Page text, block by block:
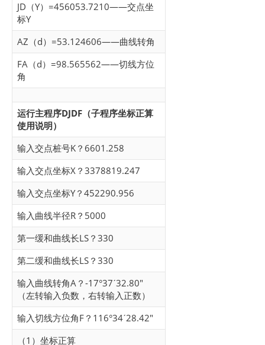
JD（Y）=456053.7210——交点坐
标Y
AZ（d）=53.124606——曲线转角
FA（d）=98.565562——切线方位
角
运行主程序DJDF（子程序坐标正算
使用说明）
输入交点桩号K？6601.258
输入交点坐标X？3378819.247
输入交点坐标Y？452290.956
输入曲线半径R？5000
第一缓和曲线长LS？330
第二缓和曲线长LS？330
输入曲线转角A？-17°37ˊ32.80″
（左转输入负数，右转输入正数）
输入切线方位角F？116°34ˊ28.42″
（1）坐标正算